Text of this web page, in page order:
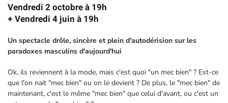
Vendredi 2 octobre à 19h
+ Vendredi 4 juin à 19h
Un spectacle drôle, sincère et plein d'autodérision sur les
paradoxes masculins d'aujourd'hui
Ok, ils reviennent à la mode, mais c'est quoi "un mec bien" ? Est-ce
que l'on nait "mec bien" ou on le devient ? De plus, le "mec bien" de
maintenant, c'est le même "mec bien" que celui d'avant, ou c'est un